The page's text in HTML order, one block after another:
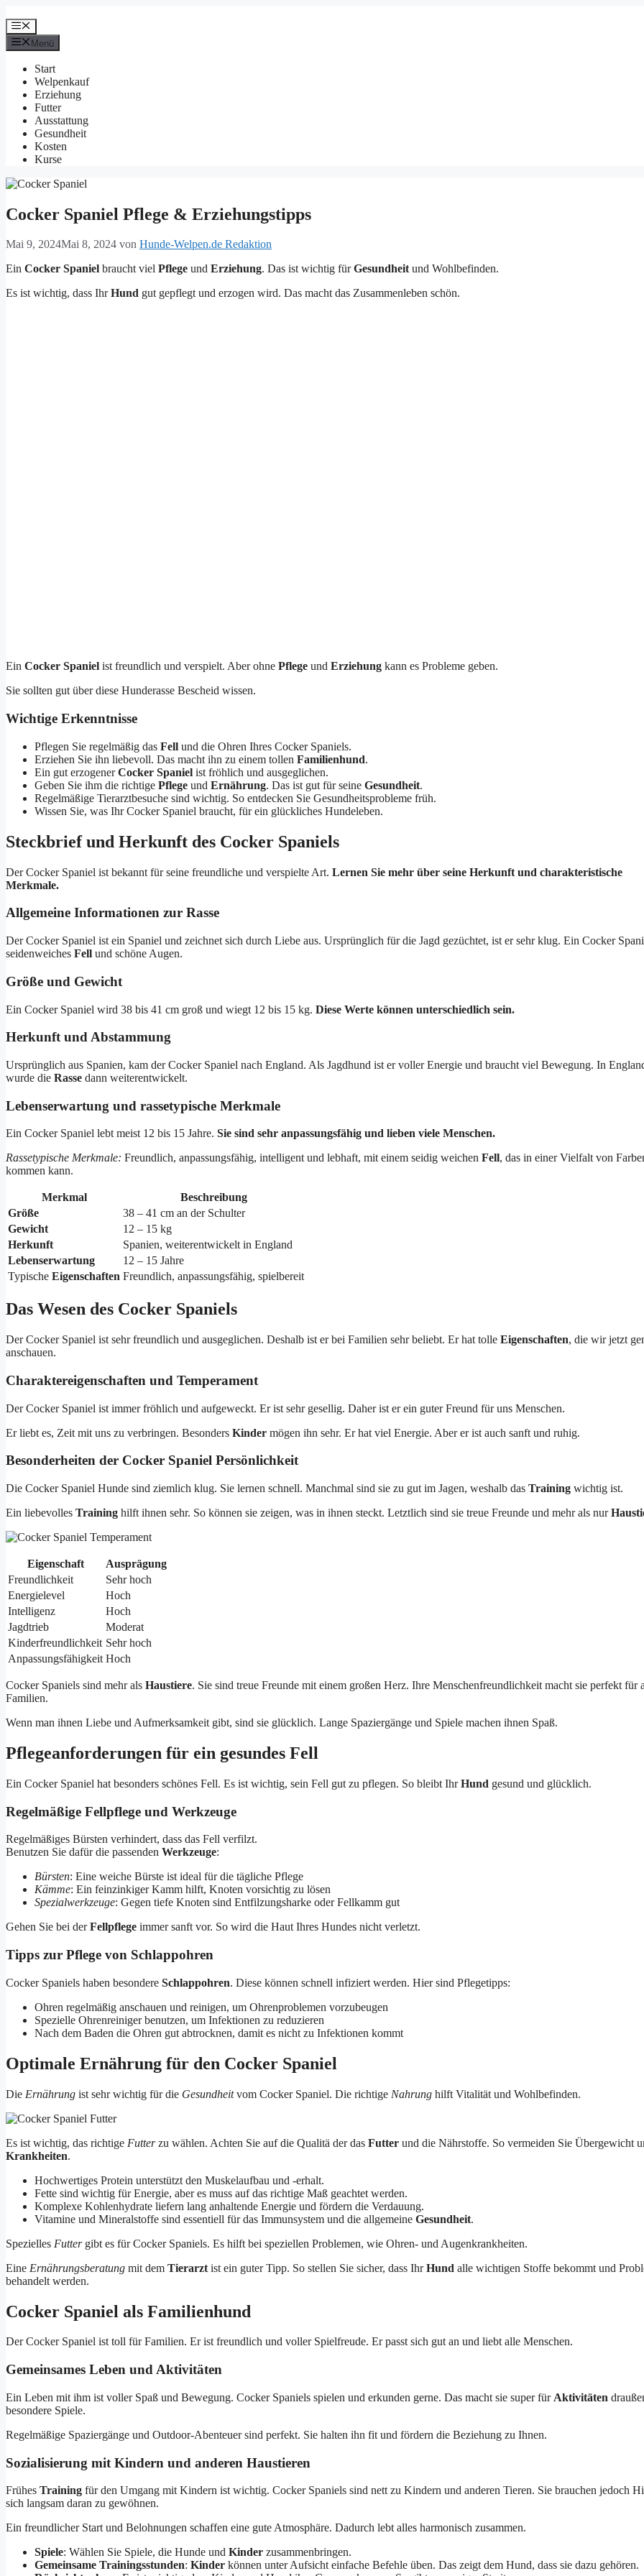
Inhalt
springen
Menü
Menü
Start
Welpenkauf
Erziehung
Futter
Ausstattung
Gesundheit
Kosten
Kurse
Cocker Spaniel Pflege & Erziehungstipps
Mai 9, 2024Mai 8, 2024 von Hunde-Welpen.de Redaktion
Ein Cocker Spaniel braucht viel Pflege und Erziehung. Das ist wichtig fürGesundheitund Wohlbefinden.
Es ist wichtig, dass IhrHund gut gepflegt und erzogen wird. Das macht das Zusammenleben schön.
Ein Cocker Spaniel ist freundlich und verspielt. Aber ohne Pflege und Erziehung kann es Probleme geben.
Sie sollten gut über diese Hunderasse Bescheid wissen.
Wichtige Erkenntnisse
Pflegen Sie regelmäßig das Fell und die Ohren Ihres Cocker Spaniels.
Erziehen Sie ihn liebevoll. Das macht ihn zu einem tollen Familienhund.
Ein gut erzogenerCocker Spaniel ist fröhlich und ausgeglichen.
Geben Sie ihm die richtige Pflege und Ernährung. Das ist gut für seine Gesundheit.
Regelmäßige Tierarztbesuche sind wichtig. So entdecken Sie Gesundheitsprobleme früh.
Wissen Sie, was Ihr Cocker Spaniel braucht, für ein glückliches Hundeleben.
Steckbrief und Herkunft des Cocker Spaniels
Der Cocker Spaniel ist bekannt für seine freundliche und verspielte Art. Lernen Sie mehr über seine Herkunft und charakteristische
Merkmale.
Allgemeine Informationen zur Rasse
Der Cocker Spaniel ist ein Spaniel und zeichnet sich durch Liebe aus. Ursprünglich für die Jagd gezüchtet, ist er sehr klug. Ein Cocker
seidenweiches Fell und schöne Augen.
Größe und Gewicht
Ein Cocker Spaniel wird 38 bis 41 cm groß und wiegt 12 bis 15 kg. Diese Werte können unterschiedlich sein.
Herkunft und Abstammung
Ursprünglich aus Spanien, kam der Cocker Spaniel nach England. Als Jagdhund ist er voller Energie und braucht viel Bewegung. In
wurde die Rasse dann weiterentwickelt.
Lebenserwartung und rassetypische Merkmale
Ein Cocker Spaniel lebt meist 12 bis 15 Jahre. Sie sind sehr anpassungsfähig und lieben viele Menschen.
Rassetypische Merkmale: Freundlich, anpassungsfähig, intelligent und lebhaft, mit einem seidig weichen Fell, das in einer Vielfalt von
kommen kann.
Merkmal
Beschreibung
Größe
38 – 41 cm an der Schulter
Gewicht
12 – 15 kg
Herkunft
Spanien, weiterentwickelt in England
Lebenserwartung
12 – 15 Jahre
Typische Eigenschaften Freundlich, anpassungsfähig, spielbereit
Das Wesen des Cocker Spaniels
Der Cocker Spaniel ist sehr freundlich und ausgeglichen. Deshalb ist er bei Familien sehr beliebt. Er hat tolle Eigenschaften, die wir jetzt
anschauen.
Charaktereigenschaften und Temperament
Der Cocker Spaniel ist immer fröhlich und aufgeweckt. Er ist sehr gesellig. Daher ist er ein guter Freund für uns Menschen.
Er liebt es, Zeit mit uns zu verbringen. Besonders Kinder mögen ihn sehr. Er hat viel Energie. Aber er ist auch sanft und ruhig.
Besonderheiten der Cocker Spaniel Persönlichkeit
Die Cocker Spaniel Hunde sind ziemlich klug. Sie lernen schnell. Manchmal sind sie zu gut im Jagen, weshalb das Training wichtig ist.
Ein liebevolles Training hilft ihnen sehr. So können sie zeigen, was in ihnen steckt. Letztlich sind sie treue Freunde und mehr als nur
Eigenschaft
Ausprägung
Freundlichkeit
Sehr hoch
Energielevel
Hoch
Intelligenz
Hoch
Jagdtrieb
Moderat
Kinderfreundlichkeit Sehr hoch
Anpassungsfähigkeit Hoch
Cocker Spaniels sind mehr als Haustiere. Sie sind treue Freunde mit einem großen Herz. Ihre Menschenfreundlichkeit macht sie perfekt für
Familien.
Wenn man ihnen Liebe und Aufmerksamkeit gibt, sind sie glücklich. Lange Spaziergänge und Spiele machen ihnen Spaß.
Pflegeanforderungen für ein gesundes Fell
Ein Cocker Spaniel hat besonders schönes Fell. Es ist wichtig, sein Fell gut zu pflegen. So bleibt IhrHund gesund und glücklich.
Regelmäßige Fellpflege und Werkzeuge
Regelmäßiges Bürsten verhindert, dass das Fell verfilzt.
Benutzen Sie dafür die passenden Werkzeuge:
Bürsten: Eine weiche Bürste ist ideal für die tägliche Pflege
Kämme: Ein feinzinkiger Kamm hilft, Knoten vorsichtig zu lösen
Spezialwerkzeuge: Gegen tiefe Knoten sind Entfilzungsharke oder Fellkamm gut
Gehen Sie bei derFellpflege immer sanft vor. So wird die Haut Ihres Hundes nicht verletzt.
Tipps zur Pflege von Schlappohren
Cocker Spaniels haben besondere Schlappohren. Diese können schnell infiziert werden. Hier sind Pflegetipps:
Ohren regelmäßig anschauen und reinigen, um Ohrenproblemen vorzubeugen
Spezielle Ohrenreiniger benutzen, um Infektionen zu reduzieren
Nach dem Baden die Ohren gut abtrocknen, damit es nicht zu Infektionen kommt
Optimale Ernährung für den Cocker Spaniel
Die Ernährung ist sehr wichtig für die Gesundheitvom Cocker Spaniel. Die richtige Nahrung hilft Vitalität und Wohlbefinden.
Es ist wichtig, das richtige Futterzu wählen. Achten Sie auf die Qualitä der das Futter und die Nährstoffe. So vermeiden Sie Übergewicht
Krankheiten.
Hochwertiges Protein unterstützt den Muskelaufbau und -erhalt.
Fette sind wichtig für Energie, aber es muss auf das richtige Maß geachtet werden.
Komplexe Kohlenhydrate liefern lang anhaltende Energie und fördern die Verdauung.
Vitamine und Mineralstoffe sind essentiell für das Immunsystem und die allgemeine Gesundheit.
Spezielles Futtergibt es für Cocker Spaniels. Es hilft bei speziellen Problemen, wie Ohren- und Augenkrankheiten.
Eine Ernährungsberatung mit dem Tierarzt ist ein guter Tipp. So stellen Sie sicher, dass IhrHund alle wichtigen Stoffe bekommt und
behandelt werden.
Cocker Spaniel als Familienhund
Der Cocker Spaniel ist toll für Familien. Er ist freundlich und voller Spielfreude. Er passt sich gut an und liebt alle Menschen.
Gemeinsames Leben und Aktivitäten
Ein Leben mit ihm ist voller Spaß und Bewegung. Cocker Spaniels spielen und erkunden gerne. Das macht sie super für Aktivitäten
besondere Spiele.
Regelmäßige Spaziergänge und Outdoor-Abenteuer sind perfekt. Sie halten ihn fit und fördern die Beziehung zu Ihnen.
Sozialisierung mit Kindern und anderen Haustieren
Frühes Training für den Umgang mit Kindern ist wichtig. Cocker Spaniels sind nett zu Kindern und anderen Tieren. Sie brauchen jedoch
sich langsam daran zu gewöhnen.
Ein freundlicher Start und Belohnungen schaffen eine gute Atmosphäre. Dadurch lebt alles harmonisch zusammen.
Spiele: Wählen Sie Spiele, die Hunde und Kinder zusammenbringen.
Gemeinsame Trainingsstunden: Kinder können unter Aufsicht einfache Befehle üben. Das zeigt dem Hund, dass sie dazu gehören.